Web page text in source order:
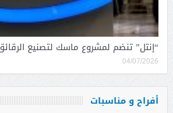
“إنتل” تنضم لمشروع ماسك لتصنيع
04/07/2026
أفراح و مناسبات